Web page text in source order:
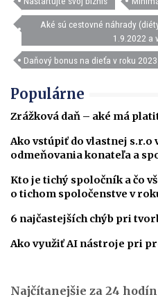
Aké sú cestovné náhrady
1.9.2022 a
Daňový bonus na dieťa v roku 2023
Populárne
Zrážková daň – aké má
Ako vstúpiť do vlastnej s.r.o
odmeňovania konateľa a
Kto je tichý spoločník a čo
o tichom spoločenstve v
6 najčastejších chýb pri
Ako využiť AI nástroje pri
Najčítanejšie za 24 hodín